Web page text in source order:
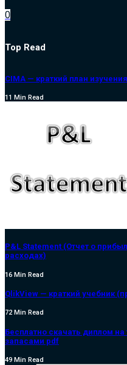
0
Top Read
CIMA — краткий план
11 Min Read
P&L Statement (Отчет о
расходах)
16 Min Read
QlikView — краткий учебник
72 Min Read
Бесплатно скачать диплом
запасами pdf
49 Min Read